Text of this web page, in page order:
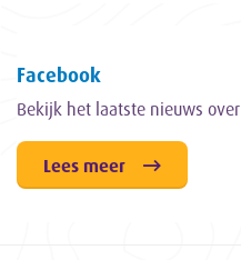
Facebook
Bekijk het laatste nieuws over
Lees meer